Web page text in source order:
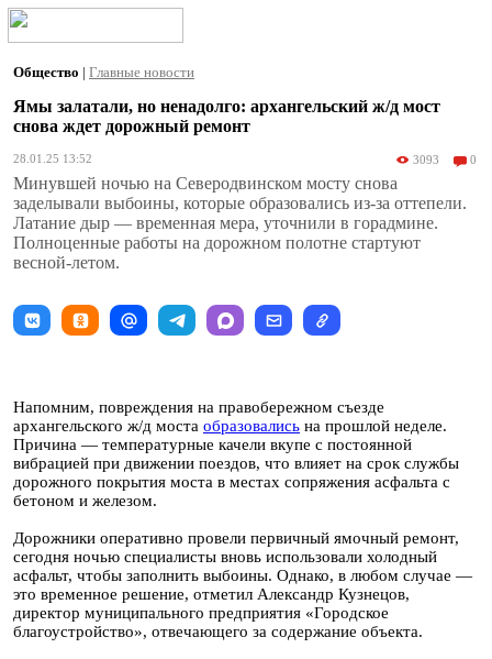
Общество | Главные новости
Ямы залатали, но ненадолго: архангельский ж/д мост
снова ждет дорожный ремонт
28.01.25 13:52 3093 0
Минувшей ночью на Северодвинском мосту снова
заделывали выбоины, которые образовались из-за оттепели.
Латание дыр — временная мера, уточнили в горадмине.
Полноценные работы на дорожном полотне стартуют
весной-летом.
Напомним, повреждения на правобережном съезде
архангельского ж/д моста образовались на прошлой неделе.
Причина — температурные качели вкупе с постоянной
вибрацией при движении поездов, что влияет на срок службы
дорожного покрытия моста в местах сопряжения асфальта с
бетоном и железом.
Дорожники оперативно провели первичный ямочный ремонт,
сегодня ночью специалисты вновь использовали холодный
асфальт, чтобы заполнить выбоины. Однако, в любом случае —
это временное решение, отметил Александр Кузнецов,
директор муниципального предприятия «Городское
благоустройство», отвечающего за содержание объекта.